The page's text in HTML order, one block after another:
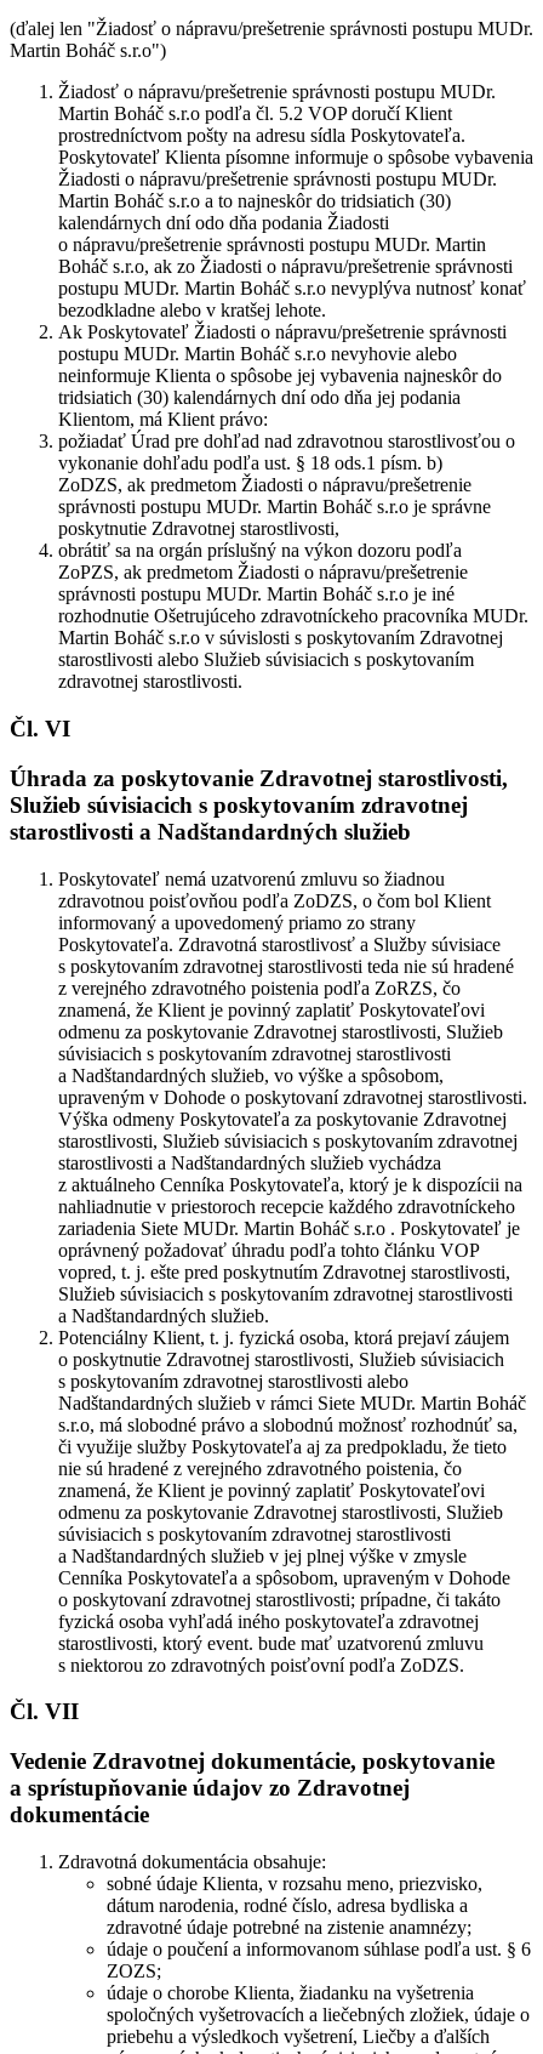
(ďalej len "Žiadosť o nápravu/prešetrenie správnosti postupu MUDr.
Martin Boháč s.r.o")
Žiadosť o nápravu/prešetrenie správnosti postupu MUDr.
Martin Boháč s.r.o podľa čl. 5.2 VOP doručí Klient
prostredníctvom pošty na adresu sídla Poskytovateľa.
Poskytovateľ Klienta písomne informuje o spôsobe vybavenia
Žiadosti o nápravu/prešetrenie správnosti postupu MUDr.
Martin Boháč s.r.o a to najneskôr do tridsiatich (30)
kalendárnych dní odo dňa podania Žiadosti
o nápravu/prešetrenie správnosti postupu MUDr. Martin
Boháč s.r.o, ak zo Žiadosti o nápravu/prešetrenie správnosti
postupu MUDr. Martin Boháč s.r.o nevyplýva nutnosť konať
bezodkladne alebo v kratšej lehote.
Ak Poskytovateľ Žiadosti o nápravu/prešetrenie správnosti
postupu MUDr. Martin Boháč s.r.o nevyhovie alebo
neinformuje Klienta o spôsobe jej vybavenia najneskôr do
tridsiatich (30) kalendárnych dní odo dňa jej podania
Klientom, má Klient právo:
požiadať Úrad pre dohľad nad zdravotnou starostlivosťou o
vykonanie dohľadu podľa ust. § 18 ods.1 písm. b)
ZoDZS, ak predmetom Žiadosti o nápravu/prešetrenie
správnosti postupu MUDr. Martin Boháč s.r.o je správne
poskytnutie Zdravotnej starostlivosti,
obrátiť sa na orgán príslušný na výkon dozoru podľa
ZoPZS, ak predmetom Žiadosti o nápravu/prešetrenie
správnosti postupu MUDr. Martin Boháč s.r.o je iné
rozhodnutie Ošetrujúceho zdravotníckeho pracovníka MUDr.
Martin Boháč s.r.o v súvislosti s poskytovaním Zdravotnej
starostlivosti alebo Služieb súvisiacich s poskytovaním
zdravotnej starostlivosti.
Čl. VI
Úhrada za poskytovanie Zdravotnej starostlivosti,
Služieb súvisiacich s poskytovaním zdravotnej
starostlivosti a Nadštandardných služieb
Poskytovateľ nemá uzatvorenú zmluvu so žiadnou
zdravotnou poisťovňou podľa ZoDZS, o čom bol Klient
informovaný a upovedomený priamo zo strany
Poskytovateľa. Zdravotná starostlivosť a Služby súvisiace
s poskytovaním zdravotnej starostlivosti teda nie sú hradené
z verejného zdravotného poistenia podľa ZoRZS, čo
znamená, že Klient je povinný zaplatiť Poskytovateľovi
odmenu za poskytovanie Zdravotnej starostlivosti, Služieb
súvisiacich s poskytovaním zdravotnej starostlivosti
a Nadštandardných služieb, vo výške a spôsobom,
upraveným v Dohode o poskytovaní zdravotnej starostlivosti.
Výška odmeny Poskytovateľa za poskytovanie Zdravotnej
starostlivosti, Služieb súvisiacich s poskytovaním zdravotnej
starostlivosti a Nadštandardných služieb vychádza
z aktuálneho Cenníka Poskytovateľa, ktorý je k dispozícii na
nahliadnutie v priestoroch recepcie každého zdravotníckeho
zariadenia Siete MUDr. Martin Boháč s.r.o . Poskytovateľ je
oprávnený požadovať úhradu podľa tohto článku VOP
vopred, t. j. ešte pred poskytnutím Zdravotnej starostlivosti,
Služieb súvisiacich s poskytovaním zdravotnej starostlivosti
a Nadštandardných služieb.
Potenciálny Klient, t. j. fyzická osoba, ktorá prejaví záujem
o poskytnutie Zdravotnej starostlivosti, Služieb súvisiacich
s poskytovaním zdravotnej starostlivosti alebo
Nadštandardných služieb v rámci Siete MUDr. Martin Boháč
s.r.o, má slobodné právo a slobodnú možnosť rozhodnúť sa,
či využije služby Poskytovateľa aj za predpokladu, že tieto
nie sú hradené z verejného zdravotného poistenia, čo
znamená, že Klient je povinný zaplatiť Poskytovateľovi
odmenu za poskytovanie Zdravotnej starostlivosti, Služieb
súvisiacich s poskytovaním zdravotnej starostlivosti
a Nadštandardných služieb v jej plnej výške v zmysle
Cenníka Poskytovateľa a spôsobom, upraveným v Dohode
o poskytovaní zdravotnej starostlivosti; prípadne, či takáto
fyzická osoba vyhľadá iného poskytovateľa zdravotnej
starostlivosti, ktorý event. bude mať uzatvorenú zmluvu
s niektorou zo zdravotných poisťovní podľa ZoDZS.
Čl. VII
Vedenie Zdravotnej dokumentácie, poskytovanie
a sprístupňovanie údajov zo Zdravotnej
dokumentácie
Zdravotná dokumentácia obsahuje:
sobné údaje Klienta, v rozsahu meno, priezvisko,
dátum narodenia, rodné číslo, adresa bydliska a
zdravotné údaje potrebné na zistenie anamnézy;
údaje o poučení a informovanom súhlase podľa ust. § 6
ZOZS;
údaje o chorobe Klienta, žiadanku na vyšetrenia
spoločných vyšetrovacích a liečebných zložiek, údaje o
priebehu a výsledkoch vyšetrení, Liečby a ďalších